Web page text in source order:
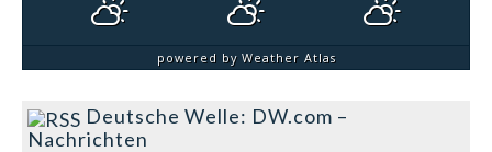
powered by Weather Atlas
Deutsche Welle: DW.com –
Nachrichten